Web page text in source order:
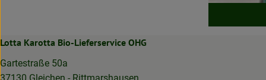
Lotta Karotta Bio-Lieferservice OHG
Gartestraße 50a